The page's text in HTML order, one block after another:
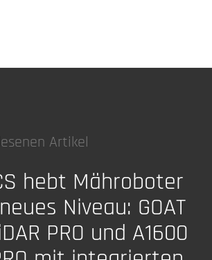
Artikel
hebt Mähroboter
Niveau: GOAT
PRO und A1600